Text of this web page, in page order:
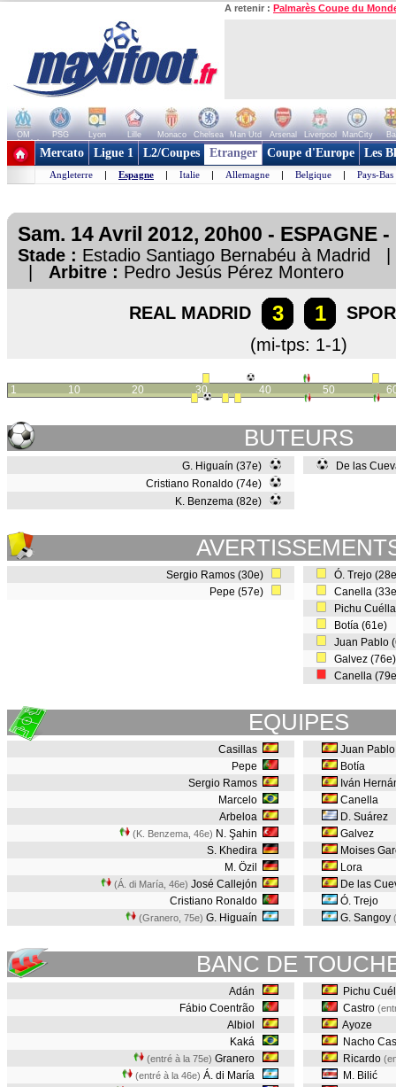
A retenir : Palmarès Coupe du
OM PSG Lyon Lille Monaco Chelsea Man Utd Arsenal Liverpool ManCity
+ de clubs
Mercato Ligue 1 L2/Coupes Etranger Coupe d'Europe Les
Angleterre | Espagne | Italie | Allemagne | Belgique | Pays-Bas
Sam. 14 Avril 2012, 20h00 - ESPAGNE
Stade : Estadio Santiago Bernabéu à
Arbitre : Pedro Jesús Pérez Montero
REAL MADRID 3 1
(mi-tps: 1-1)
1 10 20 30 40 50
BUTEURS
G. Higuaín (37e)
Cristiano Ronaldo (74e)
K. Benzema (82e)
De las
Sergio Ramos (30e)
Pepe (57e)
Ó. Trejo
Canella
Pichu
Botía (61e)
Juan Pablo
Galvez
Canella
EQUIPES
Casillas
Pepe
Sergio Ramos
Marcelo
Arbeloa
(K. Benzema, 46e) N. Şahin
S. Khedira
M. Özil
(Á. di María, 46e) José Callejón
Cristiano Ronaldo
(Granero, 75e) G. Higuaín
Juan Pablo
Botía
Iván
Canella
D. Suárez
Galvez
Moises
Lora
De las
Ó. Trejo
G. Sangoy
BANC DE
Adán
Fábio Coentrão
Albiol
Kaká
(entré à la 75e) Granero
(entré à la 46e) Á. di María
Pichu
Castro
Ayoze
Nacho
Ricardo
M. Bilić